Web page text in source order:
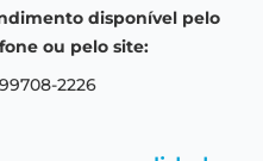
disponível pelo
ou pelo site:
2226